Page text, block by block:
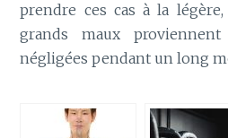
prendre ces cas à la
grands maux
négligées pendant un long